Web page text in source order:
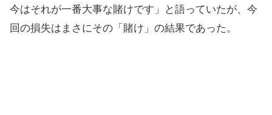
今はそれが一番大事な賭けです」と語っていたが、今
回の損失はまさにその「賭け」の結果であった。